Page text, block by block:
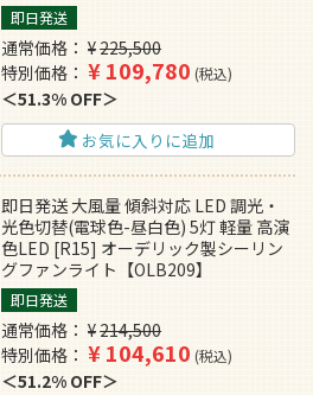
即日発送
通常価格 ¥225,500
特別価格
¥109,780 税込
51.3% OFF
お気に入りに追加
即日発送 大風量 傾斜対応 LED 調光・
光色切替(電球色-昼白色) 5灯 軽量 高演
色LED [R15] オーデリック製シーリン
グファンライト【OLB209】
即日発送
通常価格 ¥214,500
特別価格
¥104,610 税込
51.2% OFF